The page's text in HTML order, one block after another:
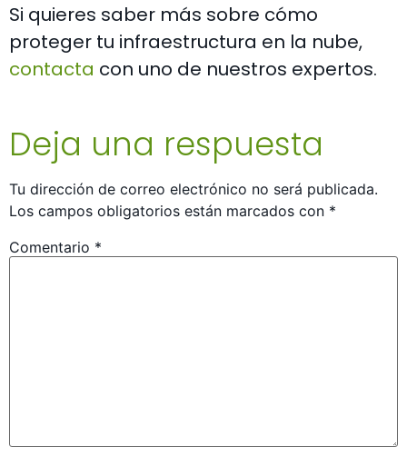
Si quieres saber más sobre cómo
proteger tu infraestructura en la nube,
contacta con uno de nuestros expertos.
Deja una respuesta
Tu dirección de correo electrónico no será publicada.
Los campos obligatorios están marcados con *
Comentario *